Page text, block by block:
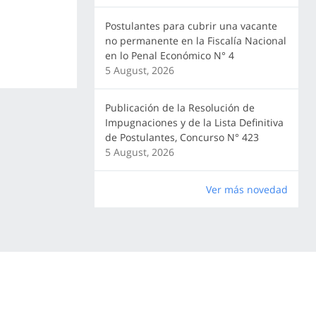
Postulantes para cubrir una vacante
no permanente en la Fiscalía Nacional
en lo Penal Económico N° 4
5 August, 2026
Publicación de la Resolución de
Impugnaciones y de la Lista Definitiva
de Postulantes, Concurso N° 423
5 August, 2026
Ver más novedad